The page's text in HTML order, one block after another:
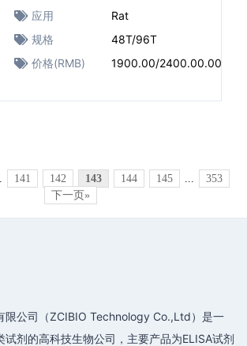
应用
Rat
规格
48T/96T
价格(RMB)
1900.00/2400.00.00
141 142 143 144 145 ...
353
下一页»
限公司（ZCIBIO Technology Co.,Ltd）是一
试剂的高科技生物公司，主要产品为ELISA试剂